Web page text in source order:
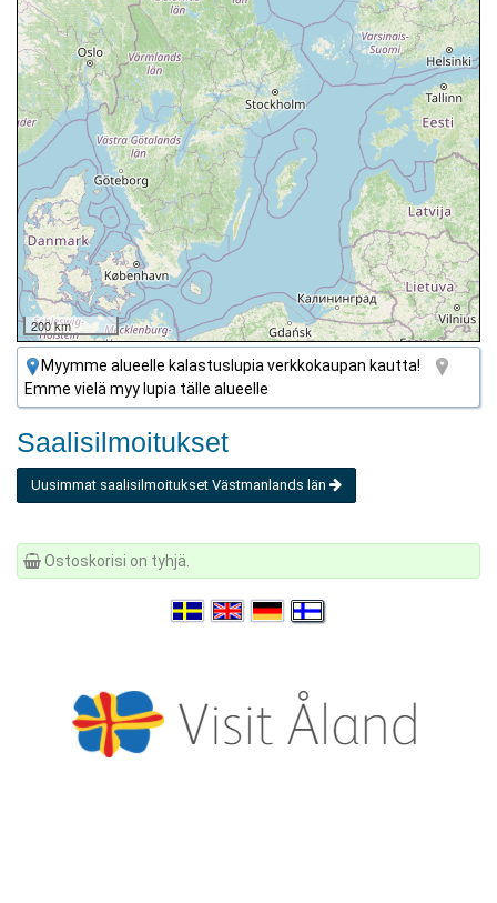
200 km
Myymme alueelle kalastuslupia verkkokaupan kautta!
Emme vielä myy lupia tälle alueelle
Saalisilmoitukset
Uusimmat saalisilmoitukset Västmanlands län
Ostoskorisi on tyhjä.